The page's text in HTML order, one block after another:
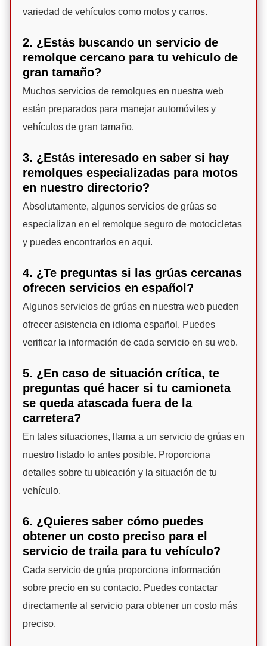
variedad de vehículos como motos y carros.
2. ¿Estás buscando un servicio de
remolque cercano para tu vehículo de
gran tamaño?
Muchos servicios de remolques en nuestra web
están preparados para manejar automóviles y
vehículos de gran tamaño.
3. ¿Estás interesado en saber si hay
remolques especializadas para motos
en nuestro directorio?
Absolutamente, algunos servicios de grúas se
especializan en el remolque seguro de motocicletas
y puedes encontrarlos en aquí.
4. ¿Te preguntas si las grúas cercanas
ofrecen servicios en español?
Algunos servicios de grúas en nuestra web pueden
ofrecer asistencia en idioma español. Puedes
verificar la información de cada servicio en su web.
5. ¿En caso de situación crítica, te
preguntas qué hacer si tu camioneta
se queda atascada fuera de la
carretera?
En tales situaciones, llama a un servicio de grúas en
nuestro listado lo antes posible. Proporciona
detalles sobre tu ubicación y la situación de tu
vehículo.
6. ¿Quieres saber cómo puedes
obtener un costo preciso para el
servicio de traila para tu vehículo?
Cada servicio de grúa proporciona información
sobre precio en su contacto. Puedes contactar
directamente al servicio para obtener un costo más
preciso.